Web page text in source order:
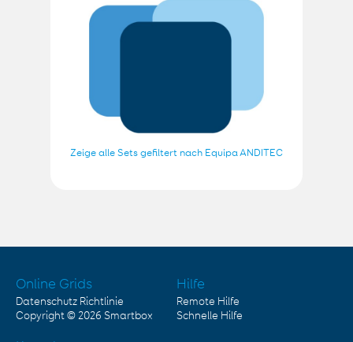
Zeige alle Sets gefiltert nach Equipa ANDITEC
Online Grids
Datenschutz Richtlinie
Copyright © 2026 Smartbox
Hilfe
Remote Hilfe
Schnelle Hilfe